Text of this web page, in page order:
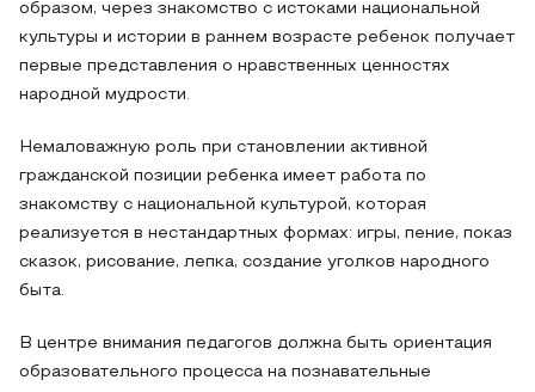
образом, через знакомство с истоками национальной
культуры и истории в раннем возрасте ребенок получает
первые представления о нравственных ценностях
народной мудрости.
Немаловажную роль при становлении активной
гражданской позиции ребенка имеет работа по
знакомству с национальной культурой, которая
реализуется в нестандартных формах: игры, пение, показ
сказок, рисование, лепка, создание уголков народного
быта.
В центре внимания педагогов должна быть ориентация
образовательного процесса на познавательные